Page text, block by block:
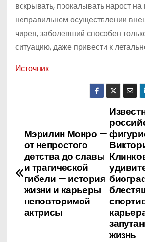
вскрывать, прокалывать нарост
неправильном осуществлении
чирея, заболевший способен
ситуацию, даже привести к
Источник
и
жизнь
Мэрилин Монро —
от непростого
детства до славы
и трагической
гибели — история
жизни и карьеры
неповторимой
актрисы